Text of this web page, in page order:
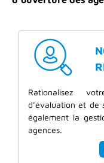
Rationalisez
d’évaluation et de
également la
agences.